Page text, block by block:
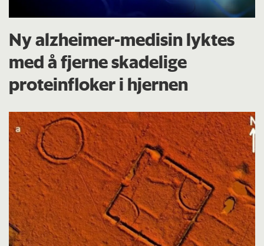
Ny alzheimer-medisin lyktes
med å fjerne skadelige
proteinfloker i hjernen